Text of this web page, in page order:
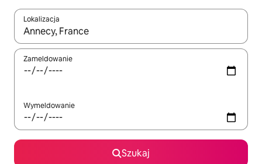
Lokalizacja
Gdy wyniki będą dostępne, możesz poruszać się po nich za
Zameldowanie
Wymeldowanie
Szukaj